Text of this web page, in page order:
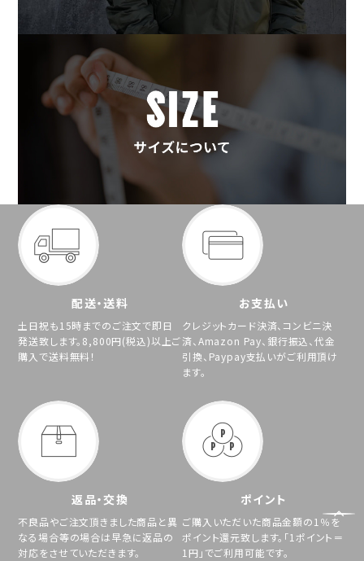
配送・送料
土日祝も15時までのご注文で即日
発送致します。8,800円(税込)以上ご
購入で送料無料！
お支払い
クレジットカード決済、コンビニ決
済、Amazon Pay、銀行振込、代金
引換、Paypay支払いがご利用頂け
ます。
返品・交換
不良品やご注文頂きました商品と異
なる場合等の場合は早急に返品の
対応をさせていただきます。
ポイント
ご購入いただいた商品金額の1％を
ポイント還元致します。「1ポイント＝
1円」でご利用可能です。